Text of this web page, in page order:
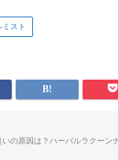
スト
の原因は？ハーバルラクーン